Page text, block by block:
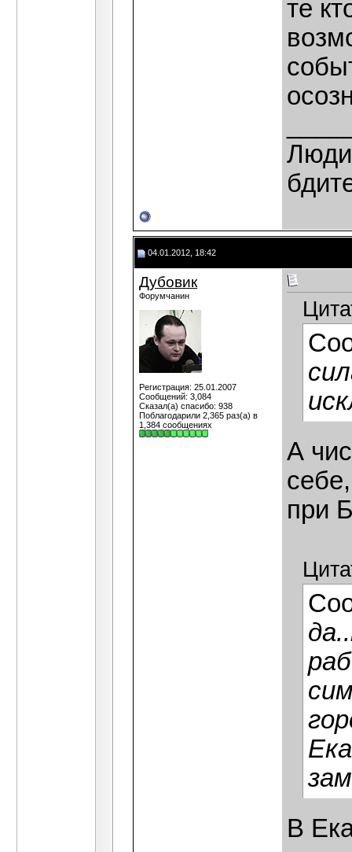
те
04.01.2012, 18:42
Дубовик
Форумчанин
Регистрация: 25.01.2007
Сообщений: 3,084
Сказал(а) спасибо: 938
Поблагодарили 2,365 раз(а) в
1,384 сообщениях
А
при
В